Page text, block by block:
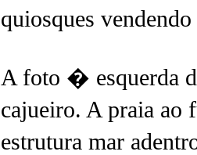
quiosques
A foto � esquerda
cajueiro. A praia
estrutura mar